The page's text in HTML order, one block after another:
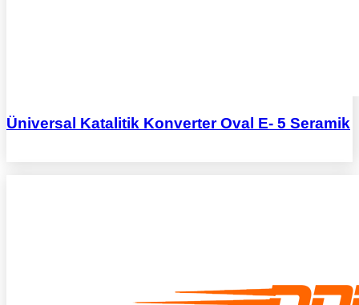
Üniversal Katalitik Konverter Oval E- 5 Seramik